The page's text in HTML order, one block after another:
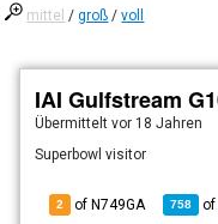
mittel /groß /voll
IAI Gulfstream
Übermitteltvor 18 Jahren
Superbowl visitor
2 of N749GA 758 of